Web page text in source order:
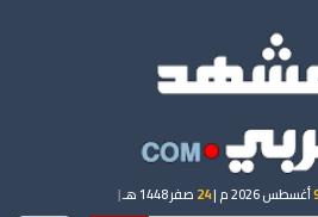
أغسطس 2026 م | 24 صفر 1448 هـ |